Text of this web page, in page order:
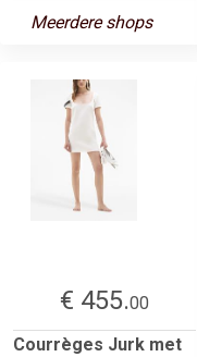
Meerdere shops
€ 455.00
Courrèges Jurk met